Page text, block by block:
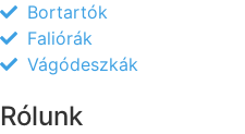
Bortartók
Faliórák
Vágódeszkák
Rólunk